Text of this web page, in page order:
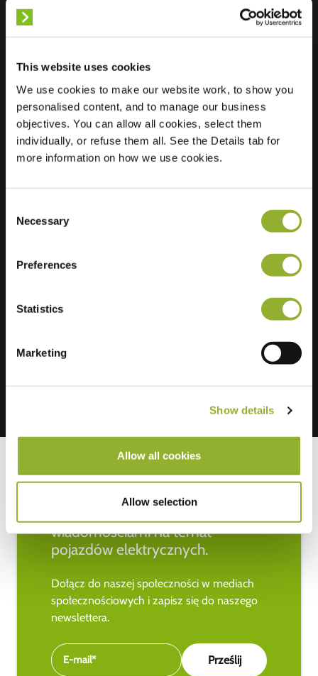
This website uses cookies
We use cookies to make our website work, to show you
personalised content, and to manage our business
objectives. You can allow all cookies, select them
individually, or refuse them all. See the Details tab for
more information on how we use cookies.
Selection
Necessary
Preferences
Statistics
Marketing
Show details
Allow all cookies
Allow selection
Lokalizacja
38
3050 Cottbus
Niemcy
Ultra-Fast
Charging
wiadomościami na temat
pojazdów elektrycznych.
Dołącz do naszej społeczności w mediach
społecznościowych i zapisz się do naszego
newslettera.